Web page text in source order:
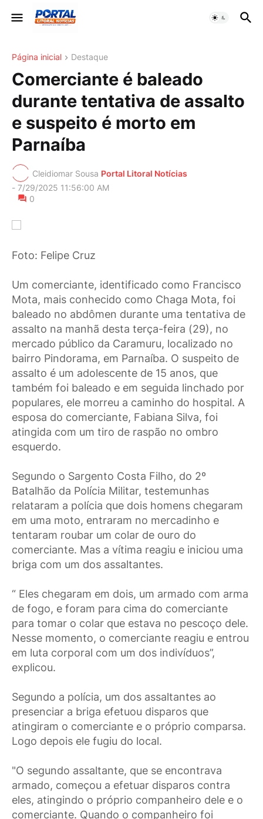
Página inicial Destaque
Comerciante é baleado
durante tentativa de assalto
e suspeito é morto em
Parnaíba
Cleidiomar Sousa Portal Litoral Notícias
- 7/29/2025 11:56:00 AM
0
Foto: Felipe Cruz
Um comerciante, identificado como Francisco
Mota, mais conhecido como Chaga Mota, foi
baleado no abdômen durante uma tentativa de
assalto na manhã desta terça-feira (29), no
mercado público da Caramuru, localizado no
bairro Pindorama, em Parnaíba. O suspeito de
assalto é um adolescente de 15 anos, que
também foi baleado e em seguida linchado por
populares, ele morreu a caminho do hospital. A
esposa do comerciante, Fabiana Silva, foi
atingida com um tiro de raspão no ombro
esquerdo.
Segundo o Sargento Costa Filho, do 2º
Batalhão da Polícia Militar, testemunhas
relataram a polícia que dois homens chegaram
em uma moto, entraram no mercadinho e
tentaram roubar um colar de ouro do
comerciante. Mas a vítima reagiu e iniciou uma
briga com um dos assaltantes.
“ Eles chegaram em dois, um armado com arma
de fogo, e foram para cima do comerciante
para tomar o colar que estava no pescoço dele.
Nesse momento, o comerciante reagiu e entrou
em luta corporal com um dos indivíduos”,
explicou.
Segundo a polícia, um dos assaltantes ao
presenciar a briga efetuou disparos que
atingiram o comerciante e o próprio comparsa.
Logo depois ele fugiu do local.
"O segundo assaltante, que se encontrava
armado, começou a efetuar disparos contra
eles, atingindo o próprio companheiro dele e o
comerciante. Quando o companheiro foi